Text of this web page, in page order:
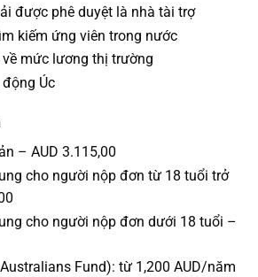
được phê duyệt là nhà tài trợ
kiếm ứng viên trong nước
mức lương thị trường
Úc
– AUD 3.115,00
cho người nộp đơn từ 18 tuổi trở
cho người nộp đơn dưới 18 tuổi –
Fund): từ 1,200 AUD/năm